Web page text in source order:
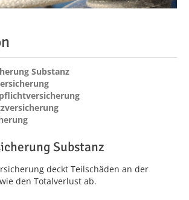
Substanz
Substanz
deckt Teilschäden an der
den Totalverlust ab.